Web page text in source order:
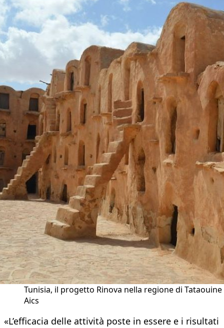
Tunisia, il progetto Rinova nella regione di
Aics
«L’efficacia delle attività poste in essere e i risultati